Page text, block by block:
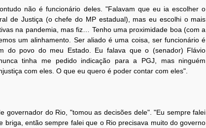
não é funcionário deles. "Falavam que eu ia escolher o
de Justiça (o chefe do MP estadual), mas eu escolhi o mais
na pandemia, mas fiz… Tenho uma proximidade boa (com a
um alinhamento. Ser aliado é uma coisa, ser funcionário é
do povo do meu Estado. Eu falava que o (senador) Flávio
tinha me pedido indicação para a PGJ, mas ninguém
com eles. O que eu quero é poder contar com eles".
governador do Rio, "tomou as decisões dele". "Eu sempre falei
briga, então sempre falei que o Rio precisava muito do governo